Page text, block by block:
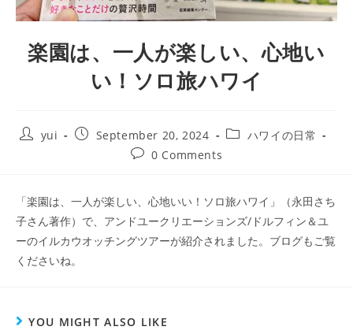
楽園は、一人が楽しい、心地い
い！ソロ旅ハワイ
yui September 20, 2024
ハワイの日常
0 Comments
「楽園は、一人が楽しい、心地いい！ソロ旅ハワイ」（永田さち
子さん著作）で、アンドユークリエーションズ/ドルフィン＆ユ
ーのイルカウオッチングツアーが紹介されました。ブログもご覧
くださいね。
YOU MIGHT ALSO LIKE